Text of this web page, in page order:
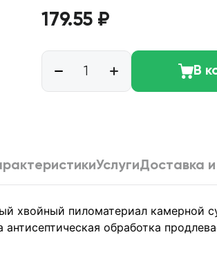
179.55 ₽
В
УслугиДоставка
хвойный пиломатериал камерной
обработка